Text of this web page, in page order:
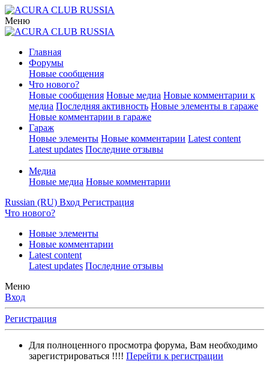
Меню
Главная
Форумы
Новые сообщения
Что нового?
Новые сообщения Новые медиа Новые комментарии к
медиа Последняя активность Новые элементы в гараже
Новые комментарии в гараже
Гараж
Новые элементы Новые комментарии Latest content
Latest updates Последние отзывы
Медиа
Новые медиа Новые комментарии
Russian (RU) Вход Регистрация
Что нового?
Новые элементы
Новые комментарии
Latest content
Latest updates Последние отзывы
Меню
Вход
Регистрация
Для полноценного просмотра форума, Вам необходимо
зарегистрироваться !!!! Перейти к регистрации